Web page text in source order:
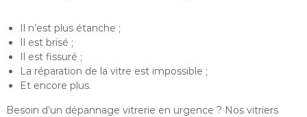
Il n’est plus étanche ;
Il est brisé ;
Il est fissuré ;
La réparation de la vitre est impossible ;
Et encore plus.
Besoin d’un dépannage vitrerie en urgence ? Nos vitriers